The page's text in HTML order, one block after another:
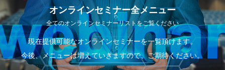
オンラインセミナー全メニュー
全てのオンラインセミナーリストをご覧ください
現在提供可能なオンラインセミナーを一覧頂けます。
今後、メニューは増えていきますので、ご期待ください。